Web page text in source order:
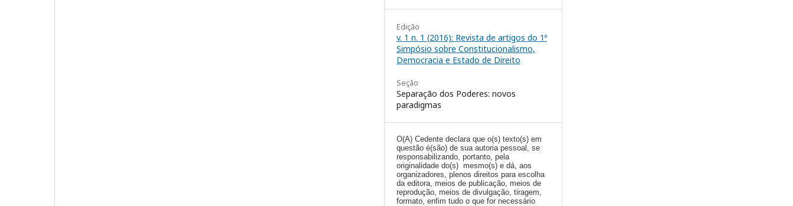
Edição
v. 1 n. 1 (2016): Revista de artigos do 1º
Simpósio sobre Constitucionalismo,
Democracia e Estado de Direito
Seção
Separação dos Poderes: novos
paradigmas
O(A) Cedente declara que o(s) texto(s) em
questão é(são) de sua autoria pessoal, se
responsabilizando, portanto, pela
originalidade do(s) mesmo(s) e dá, aos
organizadores, plenos direitos para escolha
da editora, meios de publicação, meios de
reprodução, meios de divulgação, tiragem,
formato, enfim tudo o que for necessário